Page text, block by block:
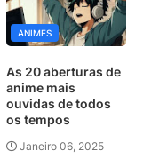
ANIMES
As 20 aberturas de
anime mais
ouvidas de todos
os tempos
Janeiro 06, 2025